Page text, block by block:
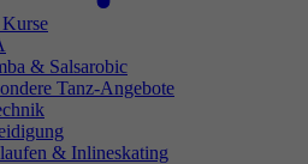
& Salsarobic
Tanz-Angebote
& Inlineskating